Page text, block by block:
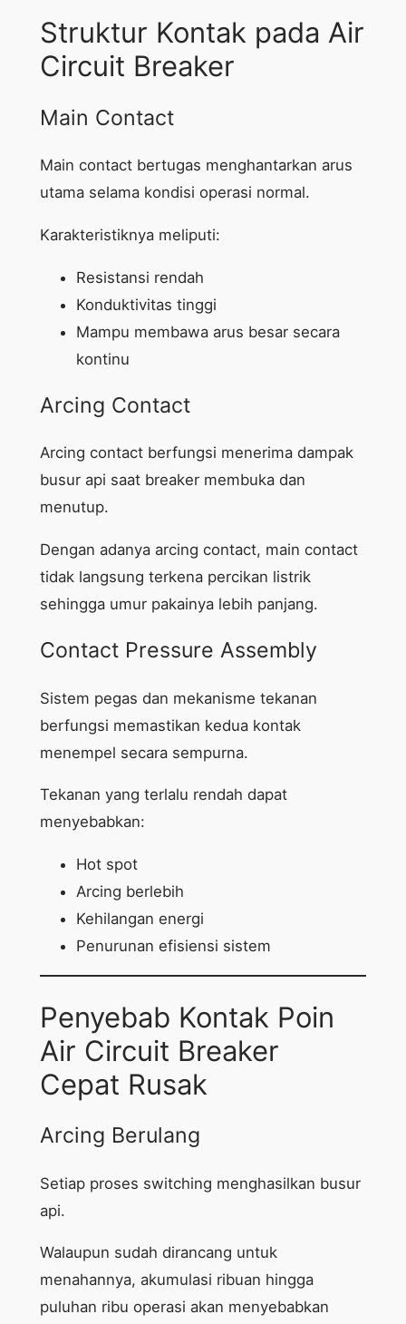
Struktur Kontak pada Air
Circuit Breaker
Main Contact
Main contact bertugas menghantarkan arus
utama selama kondisi operasi normal.
Karakteristiknya meliputi:
Resistansi rendah
Konduktivitas tinggi
Mampu membawa arus besar secara
kontinu
Arcing Contact
Arcing contact berfungsi menerima dampak
busur api saat breaker membuka dan
menutup.
Dengan adanya arcing contact, main contact
tidak langsung terkena percikan listrik
sehingga umur pakainya lebih panjang.
Contact Pressure Assembly
Sistem pegas dan mekanisme tekanan
berfungsi memastikan kedua kontak
menempel secara sempurna.
Tekanan yang terlalu rendah dapat
menyebabkan:
Hot spot
Arcing berlebih
Kehilangan energi
Penurunan efisiensi sistem
Penyebab Kontak Poin
Air Circuit Breaker
Cepat Rusak
Arcing Berulang
Setiap proses switching menghasilkan busur
api.
Walaupun sudah dirancang untuk
menahannya, akumulasi ribuan hingga
puluhan ribu operasi akan menyebabkan